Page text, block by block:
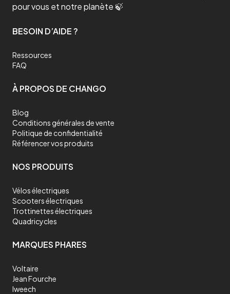
pour vous et notre planète 🍃
BESOIN D’AIDE ?
Ressources
FAQ
À PROPOS DE CHANGO
Blog
Conditions générales de vente
Politique de confidentialité
Référencer vos produits
NOS PRODUITS
Vélos électriques
Scooters électriques
Trottinettes électriques
Quadricycles
MARQUES PHARES
Voltaire
Jean Fourche
Iweech